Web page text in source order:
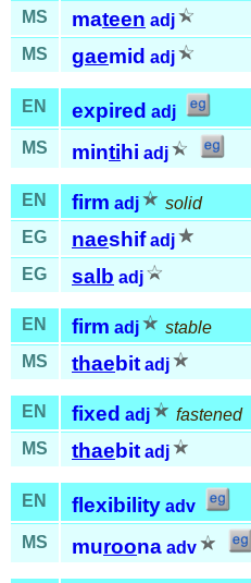
MS
mateen adj
MS gaemid adj
EN expired adj
MS
mintihi adj
EN firm adj
solid
EG
naeshif adj
EG salb adj
EN firm adj
stable
MS
thaebit adj
EN fixed adj
fastened
MS
thaebit adj
EN flexibility adv
MS
muroona adv